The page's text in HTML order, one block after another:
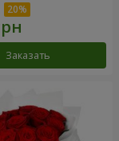
Заказать